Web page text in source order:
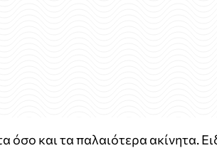
και τα παλαιότερα ακίνητα.